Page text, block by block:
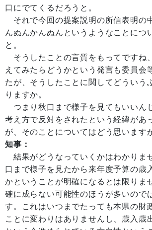
口にでてくるだろうと。
それで今回の提案説明の所信表明の
んぬんかんぬんというようなことにつ
と。
そうしたことの言質をもってですね
えてみたらどうかという発言も委員会
たが、そうしたことに関してどういう
りますか。
つまり秋口まで様子を見てもいいん
考え方で反対をされたという経緯があ
が、そのことについてはどう思います
知事：
結果がどうなっていくかはわかりま
口まで様子を見たから来年度予算の歳
かということが明確になるとは限りま
確に成らない可能性のほうが多いので
す。これはいつまでたっても本県の財
ことに変わりはありませんし、歳入歳